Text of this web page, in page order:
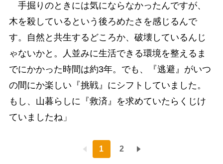
手掘りのときには気にならなかったんですが、
木を殺しているという後ろめたさを感じるんで
す。自然と共生するどころか、破壊しているんじ
ゃないかと。人並みに生活できる環境を整えるま
でにかかった時間は約3年。でも、『逃避』がいつ
の間にか楽しい『挑戦』にシフトしていました。
もし、山暮らしに『救済』を求めていたらくじけ
ていましたね」
1 2